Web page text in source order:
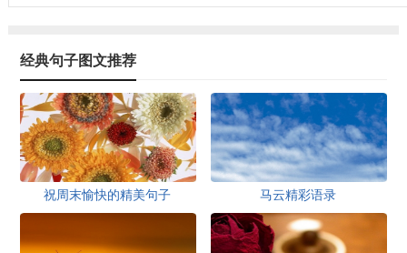
经典句子图文推荐
祝周末愉快的精美句子 马云精彩语录